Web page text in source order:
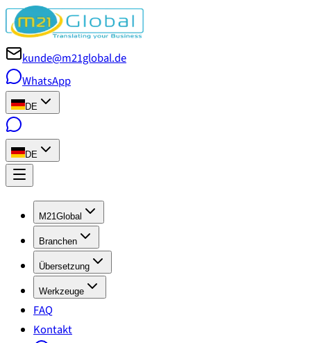
kunde@m21global.de
WhatsApp
DE
DE
M21Global
Branchen
Übersetzung
Werkzeuge
FAQ
Kontakt